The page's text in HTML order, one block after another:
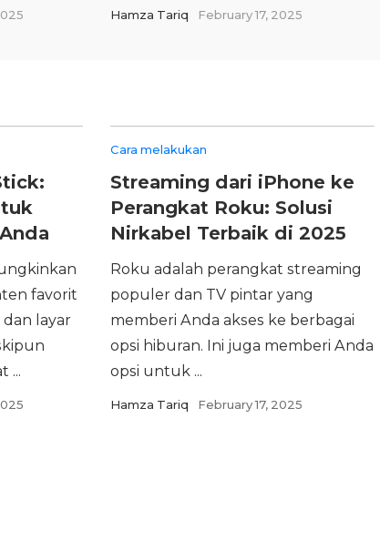
Hamza Tariq February 17, 2025
favorit
dan layar
...
Cara melakukan
Streaming dari iPhone ke
Perangkat Roku: Solusi
Nirkabel Terbaik di 2025
Roku adalah perangkat streaming
populer dan TV pintar yang
memberi Anda akses ke berbagai
opsi hiburan. Ini juga memberi Anda
opsi untuk ...
Hamza Tariq February 17, 2025